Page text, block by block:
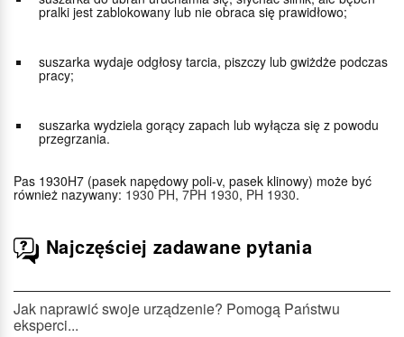
pralki jest zablokowany lub nie obraca się prawidłowo;
suszarka wydaje odgłosy tarcia, piszczy lub gwiżdże podczas
pracy;
suszarka wydziela gorący zapach lub wyłącza się z powodu
przegrzania.
Pas 1930H7 (pasek napędowy poli-v, pasek klinowy) może być
również nazywany: 1930 PH, 7PH 1930, PH 1930.
Najczęściej zadawane pytania
Jak naprawić swoje urządzenie? Pomogą Państwu
eksperci...